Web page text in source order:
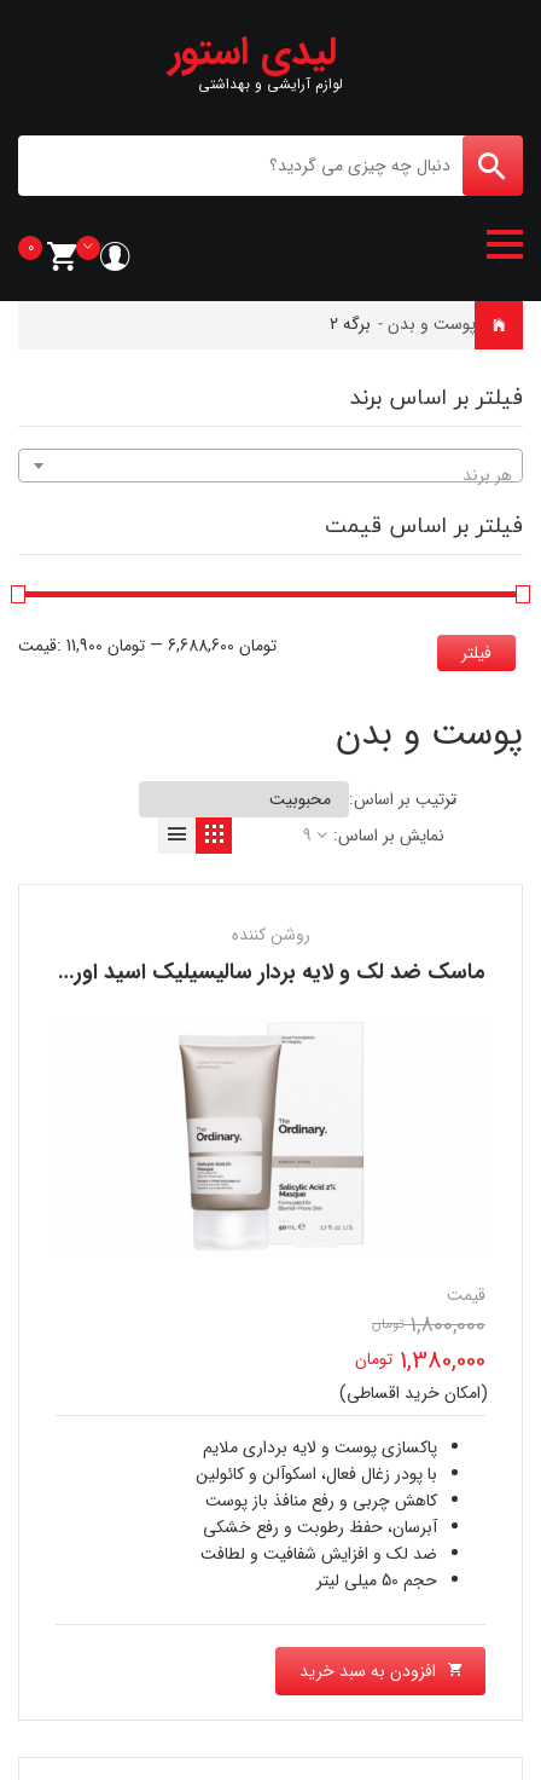
لیدی استور
لوازم آرایشی و بهداشتی
0
خانه پوست و بدن - برگه 2
فیلتر بر اساس برند
هر برند
فیلتر بر اساس قیمت
فیلتر قیمت: 11,900 تومان — 6,688,600 تومان
پوست و بدن
ترتیب بر اساس:
نمایش بر اساس:
9
روشن کننده
ماسک ضد لک و لایه بردار سالیسیلیک اسید اوردینری THE ORDINARY
قیمت
1,800,000 تومان
اصلی
1,800,000 تومان
بود.
1,380,000 تومان
قیمت
فعلی
1,380,000 تومان
است.
(امکان خرید اقساطی)
پاکسازی پوست و لایه برداری ملایم
با پودر زغال فعال، اسکوآلن و کائولین
کاهش چربی و رفع منافذ باز پوست
آبرسان، حفظ رطوبت و رفع خشکی
ضد لک و افزایش شفافیت و لطافت
حجم 50 میلی لیتر
افزودن به سبد خرید